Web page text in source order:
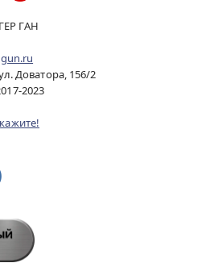
ГАН
Доватора, 156/2
2023